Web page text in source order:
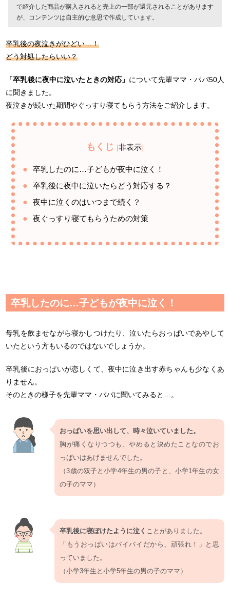
で紹介した商品が購入されると売上の一部が還元されることがあります
が、コンテンツは自主的な意思で作成しています。
卒乳後の夜泣きがひどい…！
どう対処したらいい？
「卒乳後に夜中に泣いたときの対応」 について先輩ママ・パパ50人
に聞きました。
夜泣きが続いた期間やぐっすり寝てもらう方法をご紹介します。
もくじ [非表示]
卒乳したのに…子どもが夜中に泣く！
卒乳後に夜中に泣いたらどう対応する？
夜中に泣くのはいつまで続く？
夜ぐっすり寝てもらうための対策
卒乳したのに…子どもが夜中に泣く！
母乳を飲ませながら寝かしつけたり、泣いたらおっぱいであやして
いたという方もいるのではないでしょうか。
卒乳後におっぱいが恋しくて、夜中に泣き出す赤ちゃんも少なくあ
りません。
そのときの様子を先輩ママ・パパに聞いてみると…。
おっぱいを思い出して、時々泣いていました。
胸が痛くなりつつも、やめると決めたことなのでお
っぱいはあげませんでした。
（3歳の双子と小学4年生の男の子と、小学1年生の女
の子のママ）
卒乳後に寝ぼけたように泣く ことがありました。
「もうおっぱいはバイバイだから、頑張れ！」と思
っていました。
（小学3年生と小学5年生の男の子のママ）